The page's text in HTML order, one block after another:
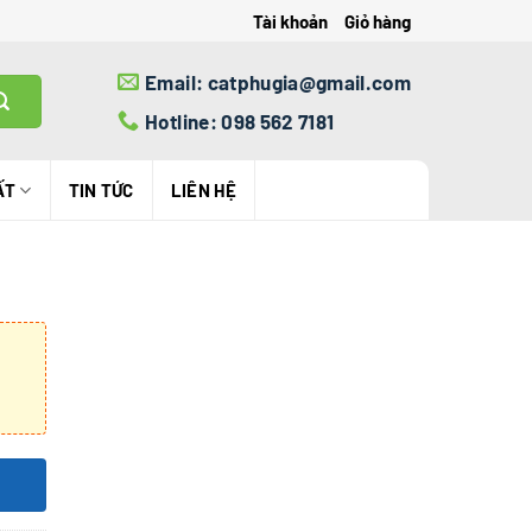
Tài khoản Giỏ hàng
Email: catphugia@gmail.com
Hotline: 098 562 7181
TIN TỨC LIÊN HỆ